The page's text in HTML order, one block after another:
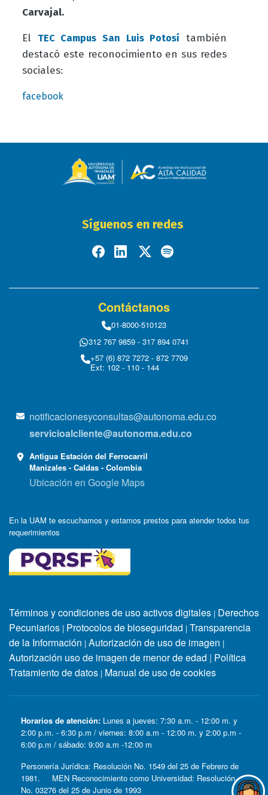
Carvajal.
El TEC Campus San Luis Potosí también
destacó este reconocimiento en sus redes
sociales:
facebook
Síguenos en redes
Contáctanos
01-8000-510123
312 767 9859 - 317 894 0741
+57 (6) 872 7272 - 872 7709
Ext: 102 - 110 - 144
notificacionesyconsultas@autonoma.edu.co
servicioalcliente@autonoma.edu.co
Antigua Estación del Ferrocarril
Manizales - Caldas - Colombia
Ubicación en Google Maps
En la UAM te escuchamos y estamos prestos para atender todos tus
requerimientos
Términos y condiciones de uso activos digitales | Derechos
Pecuniarios | Protocolos de bioseguridad | Transparencia
de la Información | Autorización de uso de imagen |
Autorización uso de imagen de menor de edad | Política
Tratamiento de datos | Manual de uso de cookies
Horarios de atención: Lunes a jueves: 7:30 a.m. - 12:00 m. y
2:00 p.m. - 6:30 p.m / viernes: 8:00 a.m - 12:00 m. y 2:00 p.m -
6:00 p.m / sábado: 9:00 a.m -12:00 m
Personería Jurídica: Resolución No. 1549 del 25 de Febrero de
1981. MEN Reconocimiento como Universidad: Resolución
No. 03276 del 25 de Junio de 1993